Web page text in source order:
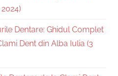
Dentare: Ghidul Complet
Dent din Alba Iulia (3